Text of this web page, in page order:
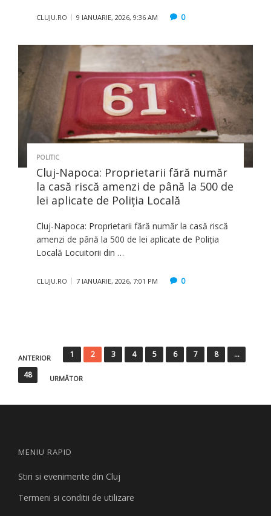
CLUJU.RO 9 IANUARIE, 2026, 9:36 AM 0
POLITIC
Cluj-Napoca: Proprietarii fără număr
la casă riscă amenzi de până la 500 de
lei aplicate de Poliția Locală
Cluj-Napoca: Proprietarii fără număr la casă riscă
amenzi de până la 500 de lei aplicate de Poliția
Locală Locuitorii din …
CLUJU.RO 7 IANUARIE, 2026, 7:01 PM 0
Paginație
articole
ANTERIOR 1 2 3 4 5 6 7 8
…
48
URMĂTOR
MENIU RAPID
Stiri si evenimente din Cluj
Termeni si conditii de utilizare